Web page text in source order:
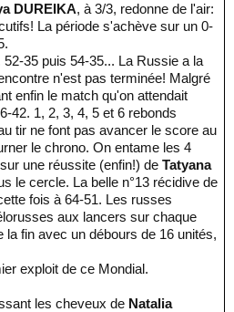
DUREIKA, à 3/3, redonne de l'air:
La période s'achève sur un 0-
35 puis 54-35... La Russie a la
n'est pas terminée! Malgré
enfin le match qu'on attendait
42. 1, 2, 3, 4, 5 et 6 rebonds
tir ne font pas avancer le score au
le chrono. On entame les 4
une réussite (enfin!) de Tatyana
le cercle. La belle n°13 récidive de
fois à 64-51. Les russes
aux lancers sur chaque
fin avec un débours de 16 unités,
exploit de ce Mondial.
les cheveux de Natalia